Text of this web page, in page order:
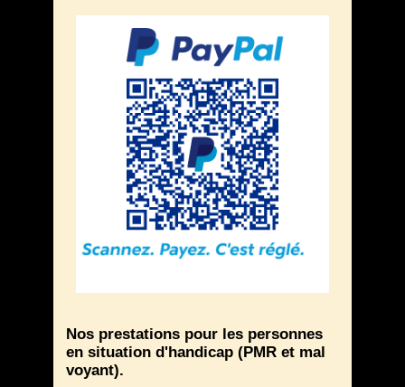
Nos prestations pour les personnes
en situation d'handicap (PMR et mal
voyant).